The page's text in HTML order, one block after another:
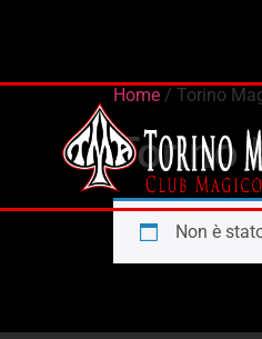
Home / Torino
Torino
Non è